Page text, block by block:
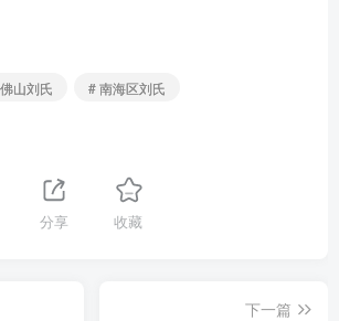
山刘氏 # 南海区刘氏
分享 收藏
下一篇